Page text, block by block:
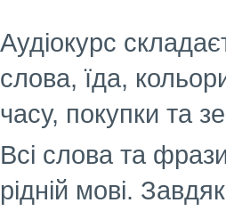
Аудіокурс
слова, їда,
часу, покупки та
Всі слова та
рідній мові.